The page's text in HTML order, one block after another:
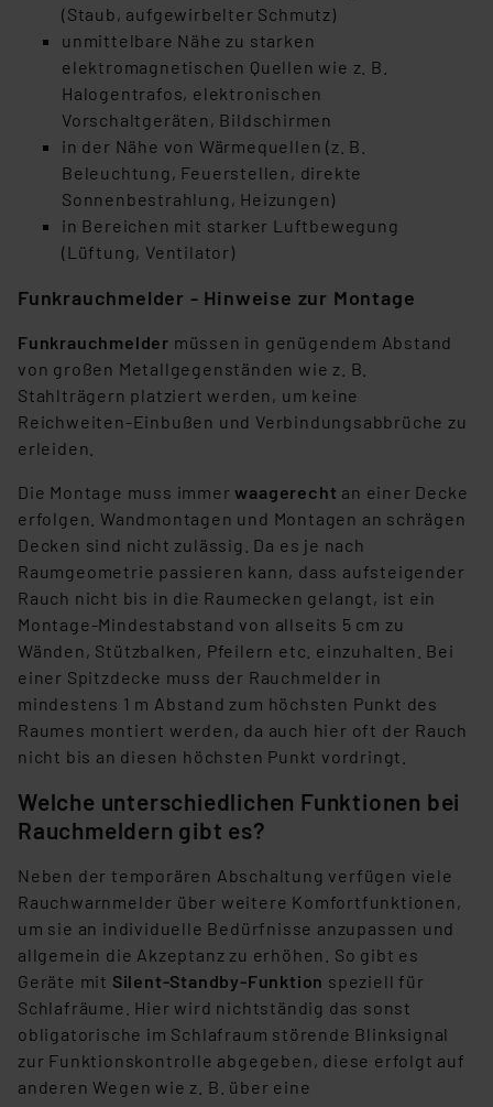
(Staub, aufgewirbelter Schmutz)
unmittelbare Nähe zu starken
elektromagnetischen Quellen wie z. B.
Halogentrafos, elektronischen
Vorschaltgeräten, Bildschirmen
in der Nähe von Wärmequellen (z. B.
Beleuchtung, Feuerstellen, direkte
Sonnenbestrahlung, Heizungen)
in Bereichen mit starker Luftbewegung
(Lüftung, Ventilator)
Funkrauchmelder - Hinweise zur Montage
Funkrauchmelder müssen in genügendem Abstand
von großen Metallgegenständen wie z. B.
Stahlträgern platziert werden, um keine
Reichweiten-Einbußen und Verbindungsabbrüche zu
erleiden.
Die Montage muss immerwaagerecht an einer Decke
erfolgen. Wandmontagen und Montagen an schrägen
Decken sind nicht zulässig. Da es je nach
Raumgeometrie passieren kann, dass aufsteigender
Rauch nicht bis in die Raumecken gelangt, ist ein
Montage-Mindestabstand von allseits 5 cm zu
Wänden, Stützbalken, Pfeilern etc. einzuhalten. Bei
einer Spitzdecke muss der Rauchmelder in
mindestens 1 m Abstand zum höchsten Punkt des
Raumes montiert werden, da auch hier oft der Rauch
nicht bis an diesen höchsten Punkt vordringt.
Welche unterschiedlichen Funktionen bei
Rauchmeldern gibt es?
Neben der temporären Abschaltung verfügen viele
Rauchwarnmelder über weitere Komfortfunktionen,
um sie an individuelle Bedürfnisse anzupassen und
allgemein die Akzeptanz zu erhöhen. So gibt es
Geräte mit Silent-Standby-Funktion speziell für
Schlafräume. Hier wird nichtständig das sonst
obligatorische im Schlafraum störende Blinksignal
zur Funktionskontrolle abgegeben, diese erfolgt auf
anderen Wegen wie z. B. über eine